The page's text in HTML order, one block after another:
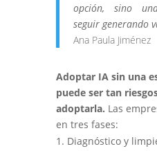
opción, sino
seguir generando
Ana Paula Jiménez
Adoptar IA sin una
puede ser tan
adoptarla. Las
en tres fases:
Diagnóstico y